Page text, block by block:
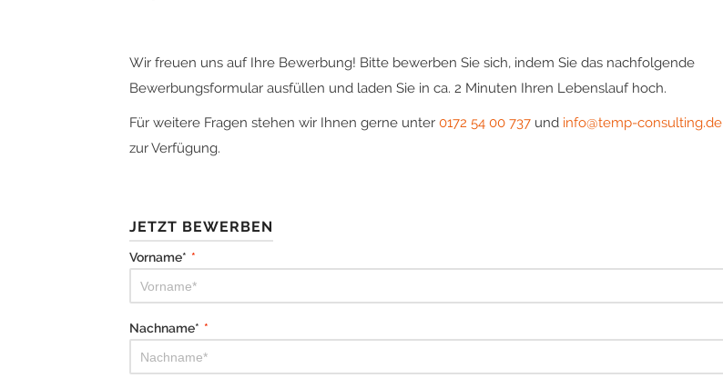
Wir freuen uns auf Ihre Bewerbung! Bitte bewerben Sie sich, indem Sie das nachfolgende
Bewerbungsformular ausfüllen und laden Sie in ca. 2 Minuten Ihren Lebenslauf hoch.
Für weitere Fragen stehen wir Ihnen gerne unter 0172 54 00 737 und info@temp-consulting.de
zur Verfügung.
JETZT BEWERBEN
Vorname* *
Nachname* *